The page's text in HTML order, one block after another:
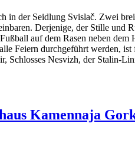
in der Seidlung Svislač. Zwei
Derjenige, der Stille und
auf dem Rasen neben
Feiern durchgeführt werden,
Schlosses Nesvizh, der Stalin-
Kamennaja